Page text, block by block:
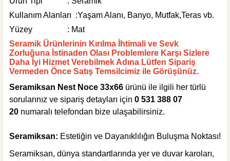
Weber Kol Flex Porselen Beyaz Yapıştırıcı 25 kg
495,00 TL
Sepete Ekle
Weber Joint Fleks Fuga Gri 20 Kg
Kullanım Alanları :Yaşam Alanı, Banyo, Mutfak,Teras vb.
Yüzey : Mat
Seramik Ürünlerinin Kırılma İhtimali ve Sevk
Zorluğuna İstinaden Olası Problemlere Karşı Sizlere
Daha İyi Hizmet Verebilmek Adına Lütfen Sipariş
Vermeden Önce Satış Temsilcimiz ile Görüşünüz.
Seramiksan Nest Noce 33x66 ürünü ile ilgili her türlü
sorularınız ve sipariş detayları için 0 531 388 07
20 numaralı telefondan bize ulaşabilirsiniz.
Seramiksan: Estetiğin ve Dayanıklılığın Buluşma Noktası!
Seramiksan, dünya standartlarında yer ve duvar karoları,